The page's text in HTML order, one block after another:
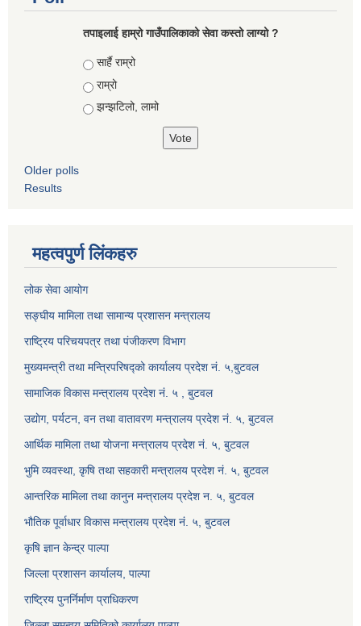
तपाइलाई हाम्रो गाउँपालिकाको सेवा कस्तो लाग्यो ?
Choices
सार्है राम्रो
राम्रो
झन्झटिलो, लामो
Older polls
Results
महत्वपुर्ण लिंकहरु
लोक सेवा आयोग
सङ्घीय मामिला तथा सामान्य प्रशासन मन्त्रालय
राष्ट्रिय परिचयपत्र तथा पंजीकरण विभाग
मुख्यमन्त्री तथा मन्त्रिपरिषद्को कार्यालय प्रदेश नं. ५,बुटवल
सामाजिक विकास मन्त्रालय प्रदेश नं. ५ , बुटवल
उद्याेग, पर्यटन, वन तथा वातावरण मन्त्रालय प्रदेश नं. ५, बुटवल
आर्थिक मामिला तथा योजना मन्त्रालय प्रदेश नं. ५, बुटवल
भुमि व्यवस्था, कृषि तथा सहकारी मन्त्रालय प्रदेश नं. ५, बुटवल
आन्तरिक मामिला तथा कानुन मन्त्रालय प्रदेश न. ५, बुटवल
भौतिक पूर्वाधार विकास मन्त्रालय प्रदेश नं. ५, बुटवल
कृषि ज्ञान केन्द्र पाल्पा
जिल्ला प्रशासन कार्यालय, पाल्पा
राष्ट्रिय पुनर्निर्माण प्राधिकरण